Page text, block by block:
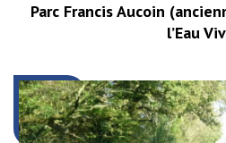
Parc Francis Aucoin
l’Eau